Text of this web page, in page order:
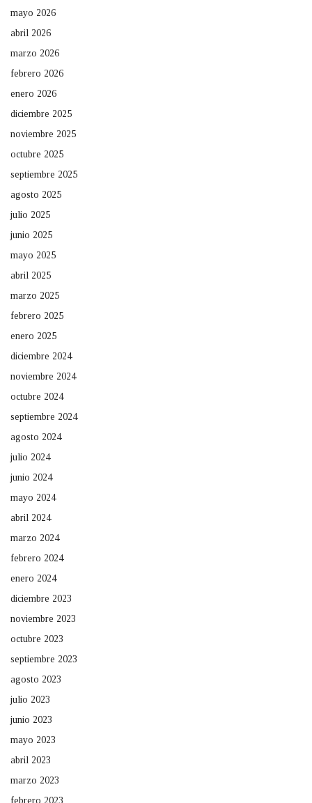
mayo 2026
abril 2026
marzo 2026
febrero 2026
enero 2026
diciembre 2025
noviembre 2025
octubre 2025
septiembre 2025
agosto 2025
julio 2025
junio 2025
mayo 2025
abril 2025
marzo 2025
febrero 2025
enero 2025
diciembre 2024
noviembre 2024
octubre 2024
septiembre 2024
agosto 2024
julio 2024
junio 2024
mayo 2024
abril 2024
marzo 2024
febrero 2024
enero 2024
diciembre 2023
noviembre 2023
octubre 2023
septiembre 2023
agosto 2023
julio 2023
junio 2023
mayo 2023
abril 2023
marzo 2023
febrero 2023